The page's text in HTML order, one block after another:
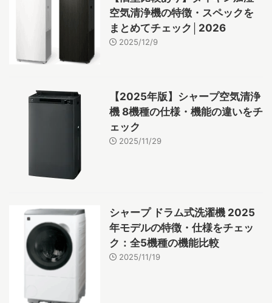
空気清浄機の特徴・スペックを
まとめてチェック│2026
2025/12/9
【2025年版】シャープ空気清浄
機 8機種の仕様・機能の違いをチ
ェック
2025/11/29
シャープ ドラム式洗濯機 2025
年モデルの特徴・仕様をチェッ
ク：全5機種の機能比較
2025/11/19